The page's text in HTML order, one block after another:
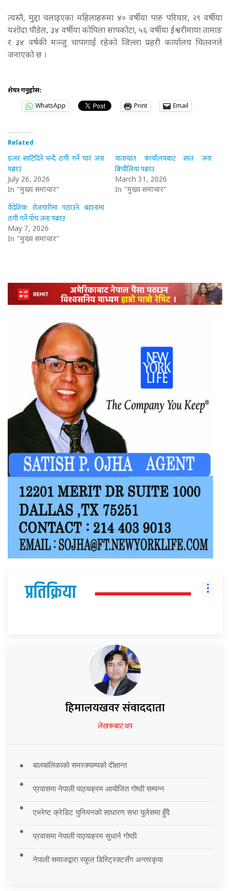
त्यस्तै, मुद्दा चलाइएका महिलाहरुमा ४० वर्षीया पारु परियार, २९ वर्षीया
यशोदा पौडेल, ३४ वर्षीया कोपिला सापकोटा, ५६ वर्षीया ईश्वरीमाया तामाङ
र ३४ वर्षकी मञ्जु चापागाईं रहेको जिल्ला प्रहरी कार्यालय चितवनले
जनाएको छ ।
शेयर गर्नुहोस:
WhatsApp
Print Email
Related
डलर साटिदिने भन्दै ठगी गर्ने चार जना
पक्राउ
July 26, 2026
In "मुख्य समाचार"
यातायात कार्यालयबाट सात जना
बिचौलिया पक्राउ
March 31, 2026
In "मुख्य समाचार"
वैदेशिक रोजगारीमा पठाउने बहानामा
ठगी गर्ने पाँच जना पक्राउ
May 7, 2026
In "मुख्य समाचार"
प्रतिक्रिया
हिमालयखवर संवाददाता
लेखकबाट थप
बालबालिकाको समरक्याम्पको दीक्षान्त
प्रवासमा नेपाली पाठ्यक्रम आयोजित गोष्ठी सम्पन्न
एभरेष्ट क्रेडिट युनियनको साधारण सभा युलेसमा हुँदै
प्रवासमा नेपाली पाठ्यक्रम सुधार्न गोष्ठी
नेपाली समाजद्वारा स्कुल डिस्ट्रिक्टसँग अन्तरकृया